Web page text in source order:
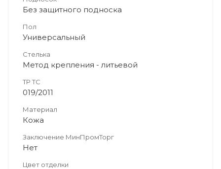
Без защитного подноска
Пол
Универсальный
Стелька
Метод крепления - литьевой
ТР ТС
019/2011
Материал
Кожа
Заключение МинПромТорг
Нет
Цвет отделки